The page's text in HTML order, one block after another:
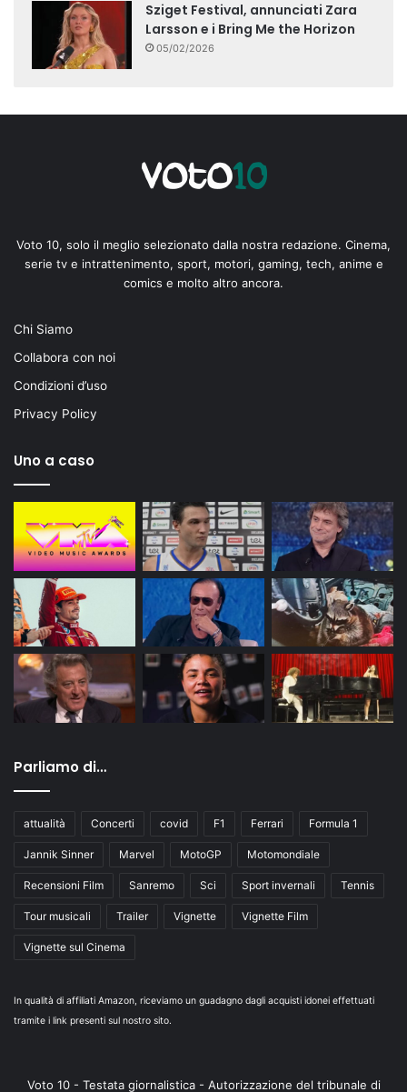
Sziget Festival, annunciati Zara
Larsson e i Bring Me the Horizon
05/02/2026
Voto 10, solo il meglio selezionato dalla nostra redazione. Cinema,
serie tv e intrattenimento, sport, motori, gaming, tech, anime e
comics e molto altro ancora.
Chi Siamo
Collabora con noi
Condizioni d’uso
Privacy Policy
Uno a caso
Parliamo di…
attualità Concerti covid F1 Ferrari Formula 1
Jannik Sinner Marvel MotoGP Motomondiale
Recensioni Film Sanremo Sci Sport invernali Tennis
Tour musicali Trailer Vignette Vignette Film
Vignette sul Cinema
In qualità di affiliati Amazon, riceviamo un guadagno dagli acquisti idonei effettuati
tramite i link presenti sul nostro sito.
Voto 10 - Testata giornalistica - Autorizzazione del tribunale di